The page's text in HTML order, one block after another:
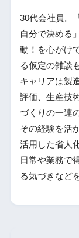
30代会社員。
自分で決める
動！を心がけ
る仮定の雑談
キャリアは製
評価、生産技
づくりの一連
その経験を活
活用した省人
日常や業務で
る気づきなど